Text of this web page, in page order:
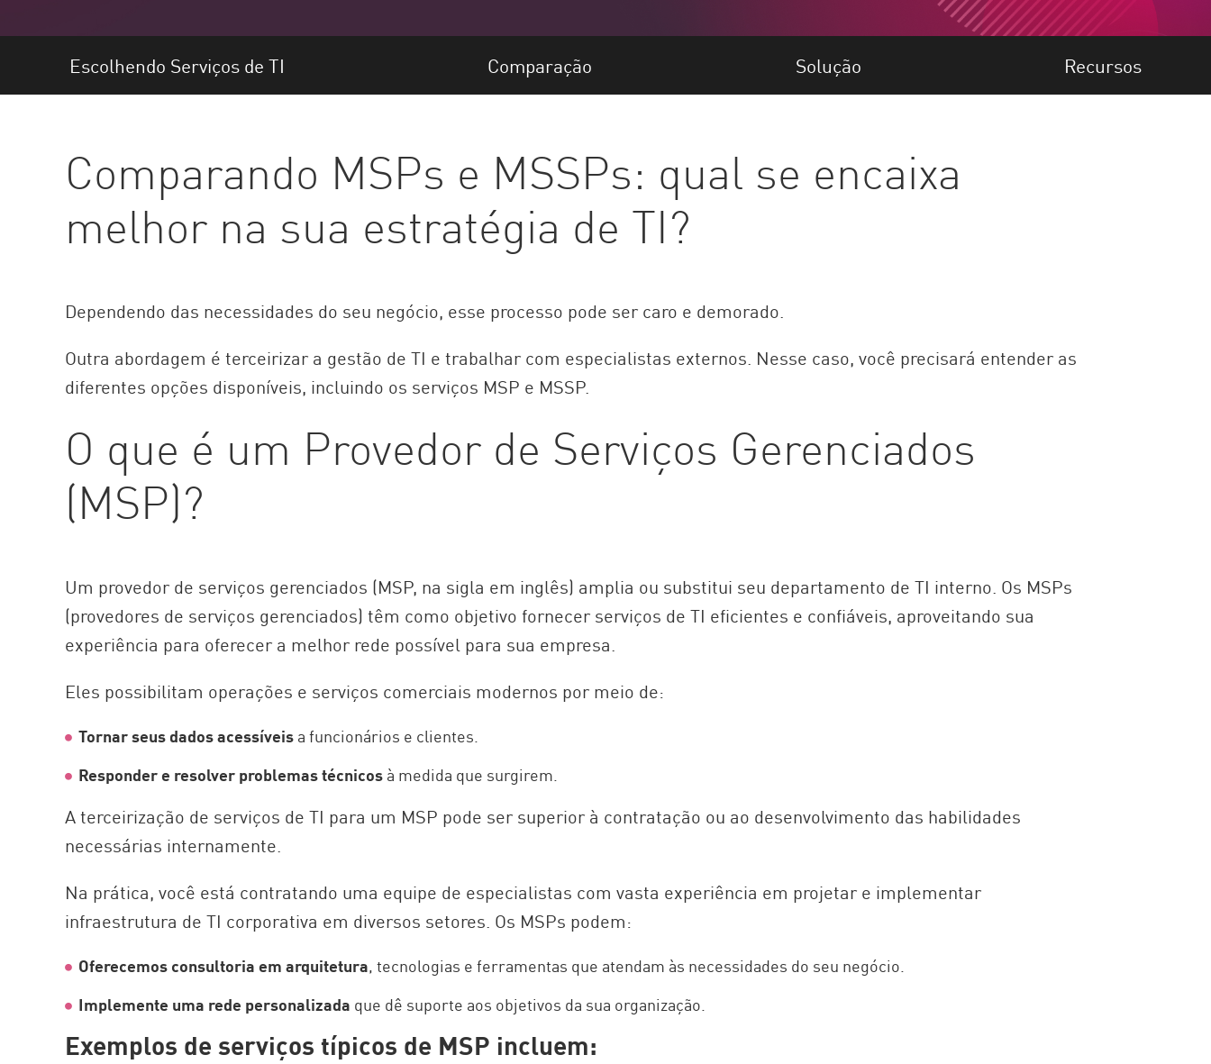
Pesquisar
SaaS
Exposure Prioritization
Cyber Asset Attack Surface Management
Remediação Segura
SEGURANÇA DE IA
Workforce AI Security
AI Red Teaming
Ver produtos de A a Z
Escolhendo Serviços de TI Comparação Solução Recursos
Comparando MSPs e MSSPs: qual se encaixa
melhor na sua estratégia de TI?
Dependendo das necessidades do seu negócio, esse processo pode ser caro e demorado.
Outra abordagem é terceirizar a gestão de TI e trabalhar com especialistas externos. Nesse caso, você precisará entender as
diferentes opções disponíveis, incluindo os serviços MSP e MSSP.
O que é um Provedor de Serviços Gerenciados
(MSP)?
Um provedor de serviços gerenciados (MSP, na sigla em inglês) amplia ou substitui seu departamento de TI interno. Os MSPs
(provedores de serviços gerenciados) têm como objetivo fornecer serviços de TI eficientes e confiáveis, aproveitando sua
experiência para oferecer a melhor rede possível para sua empresa.
Eles possibilitam operações e serviços comerciais modernos por meio de:
Tornar seus dados acessíveisa funcionários e clientes.
Responder e resolver problemas técnicosà medida que surgirem.
A terceirização de serviços de TI para um MSP pode ser superior à contratação ou ao desenvolvimento das habilidades
necessárias internamente.
Na prática, você está contratando uma equipe de especialistas com vasta experiência em projetar e implementar
infraestrutura de TI corporativa em diversos setores. Os MSPs podem:
Oferecemos consultoria em arquitetura, tecnologias e ferramentas que atendam às necessidades do seu negócio.
Implemente uma rede personalizada que dê suporte aos objetivos da sua organização.
Exemplos de serviços típicos de MSP incluem: